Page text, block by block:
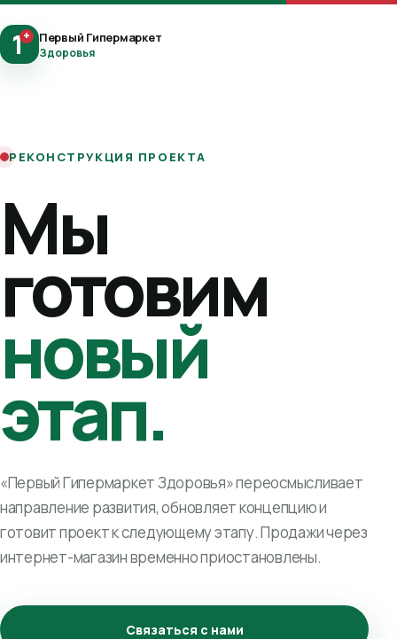
1+ Первый Гипермаркет
Здоровья
РЕКОНСТРУКЦИЯ ПРОЕКТА
Мы
готовим
новый
этап.
«Первый Гипермаркет Здоровья» переосмысливает
направление развития, обновляет концепцию и
готовит проект к следующему этапу. Продажи через
интернет-магазин временно приостановлены.
Связаться с нами